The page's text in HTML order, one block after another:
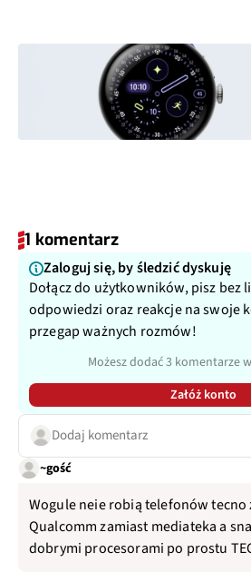
1 komentarz
Zaloguj się, by śledzić dyskuję
Dołącz do użytkowników, pisz bez
odpowiedzi oraz reakcje na swoje
przegap ważnych rozmów!
Możesz dodać 3 komentarze
Załóż konto
Dodaj komentarz
~gość
Wogule neie robią telefonów
Qualcomm zamiast mediateka a
dobrymi procesorami po prostu